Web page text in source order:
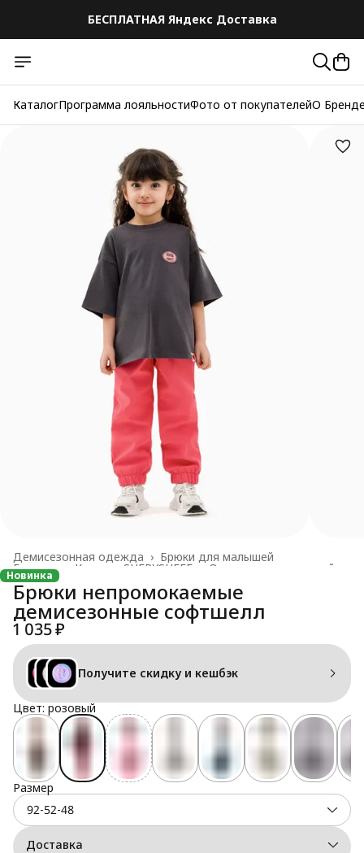
БЕСПЛАТНАЯ Яндекс Доставка
КаталогПрограмма лояльностиФото от покупателейО
Брюки для малышей
Демисезонная одежда ›
Одежда для малышей
Каталог SHERYSHEFF ›
Главная
Новинка
Брюки непромокаемые
демисезонные софтшелл
1 035 ₽
Получите скидку и кешбэк
Цвет: розовый
Размер
92-52-48
Доставка